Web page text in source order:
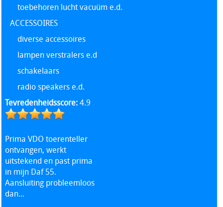
toebehoren lucht vacuüm e.d.
ACCESSOIRES
diverse accessoires
lampen verstralers e.d
schakelaars
radio speakers e.d.
Tevredenheidsscore:4.9
Prima VDO toerenteller
ontvangen, werkt
uitstekend en past prima
in mijn Daf 55.
Aansluiting probleemloos
dan...